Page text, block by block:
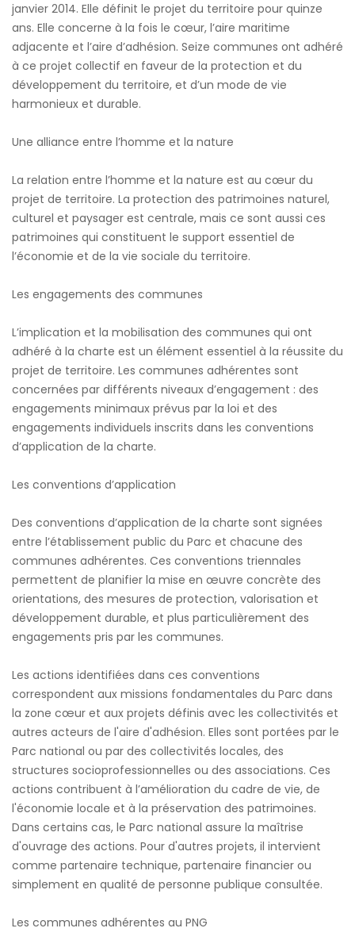
janvier 2014. Elle définit le projet du territoire pour quinze
ans. Elle concerne à la fois le cœur, l’aire maritime
adjacente et l’aire d’adhésion. Seize communes ont adhéré
à ce projet collectif en faveur de la protection et du
développement du territoire, et d’un mode de vie
harmonieux et durable.
Une alliance entre l’homme et la nature
La relation entre l’homme et la nature est au cœur du
projet de territoire. La protection des patrimoines naturel,
culturel et paysager est centrale, mais ce sont aussi ces
patrimoines qui constituent le support essentiel de
l’économie et de la vie sociale du territoire.
Les engagements des communes
L’implication et la mobilisation des communes qui ont
adhéré à la charte est un élément essentiel à la réussite du
projet de territoire. Les communes adhérentes sont
concernées par différents niveaux d’engagement : des
engagements minimaux prévus par la loi et des
engagements individuels inscrits dans les conventions
d’application de la charte.
Les conventions d’application
Des conventions d’application de la charte sont signées
entre l’établissement public du Parc et chacune des
communes adhérentes. Ces conventions triennales
permettent de planifier la mise en œuvre concrète des
orientations, des mesures de protection, valorisation et
développement durable, et plus particulièrement des
engagements pris par les communes.
Les actions identifiées dans ces conventions
correspondent aux missions fondamentales du Parc dans
la zone cœur et aux projets définis avec les collectivités et
autres acteurs de l'aire d'adhésion. Elles sont portées par le
Parc national ou par des collectivités locales, des
structures socioprofessionnelles ou des associations. Ces
actions contribuent à l’amélioration du cadre de vie, de
l'économie locale et à la préservation des patrimoines.
Dans certains cas, le Parc national assure la maîtrise
d'ouvrage des actions. Pour d'autres projets, il intervient
comme partenaire technique, partenaire financier ou
simplement en qualité de personne publique consultée.
Les communes adhérentes au PNG